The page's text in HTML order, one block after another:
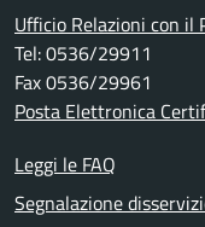
Ufficio Relazioni con il
Tel: 0536/29911
Fax 0536/29961
Posta Elettronica
Leggi le FAQ
Segnalazione